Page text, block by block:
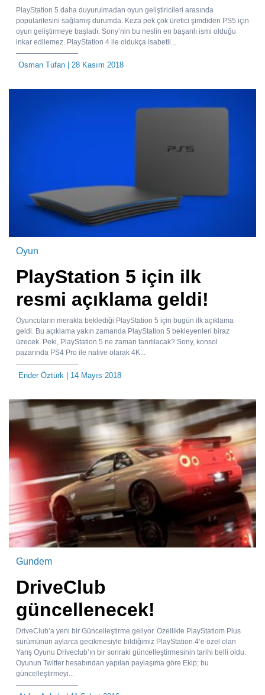
PlayStation 5 daha duyurulmadan oyun geliştiricileri arasında
popülaritesini sağlamış durumda. Keza pek çok üretici şimdiden PS5 için
oyun geliştirmeye başladı. Sony’nin bu neslin en başarılı ismi olduğu
inkar edilemez. PlayStation 4 ile oldukça isabetli...
Osman Tufan | 28 Kasım 2018
Oyun
PlayStation 5 için ilk
resmi açıklama geldi!
Oyuncuların merakla beklediği PlayStation 5 için bugün ilk açıklama
geldi. Bu açıklama yakın zamanda PlayStation 5 bekleyenleri biraz
üzecek. Peki, PlayStation 5 ne zaman tanıtılacak? Sony, konsol
pazarında PS4 Pro ile native olarak 4K...
Ender Öztürk | 14 Mayıs 2018
Gundem
DriveClub
güncellenecek!
DriveClub’a yeni bir Güncelleştirme geliyor. Özellikle PlayStatiom Plus
sürümünün aylarca gecikmesiyle bildiğimiz PlayStation 4’e özel olan
Yarış Oyunu Driveclub’ın bir sonraki güncelleştirmesinin tarihi belli oldu.
Oyunun Twitter hesabından yapılan paylaşıma göre Ekip; bu
güncelleştirmeyi...